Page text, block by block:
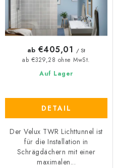
u
k
e
r
Auf Lager
ab €329,28 ohne MwSt.
ab €405,01 / St
DETAIL
Der Velux TWR Lichttunnel ist
für die Installation in
Schrägdächern mit einer
maximalen...